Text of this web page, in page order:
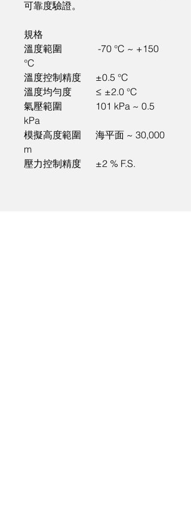
可靠度驗證。
規格
溫度範圍	           -70 °C ~ +150
°C
溫度控制精度	±0.5 °C
溫度均勻度	≤ ±2.0 °C
氣壓範圍	          101 kPa ~ 0.5
kPa
模擬高度範圍	海平面 ~ 30,000
m
壓力控制精度	±2 % F.S.